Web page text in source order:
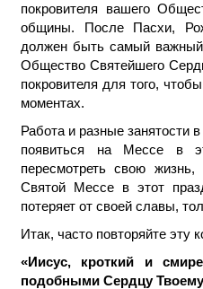
покровителя вашего
общины. После Пасхи,
должен быть самый важный
Общество Святейшего
покровителя для того,
моментах.
Работа и разные занятости
появиться на Мессе в
пересмотреть свою
Святой Мессе в этот
потеряет от своей славы,
Итак, часто повторяйте
«Иисус, кроткий и
подобными Сердцу